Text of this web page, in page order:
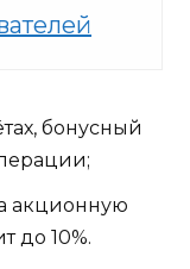
бонусный
акционную
до 10%.